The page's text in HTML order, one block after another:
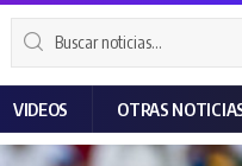
VIDEOS OTRAS